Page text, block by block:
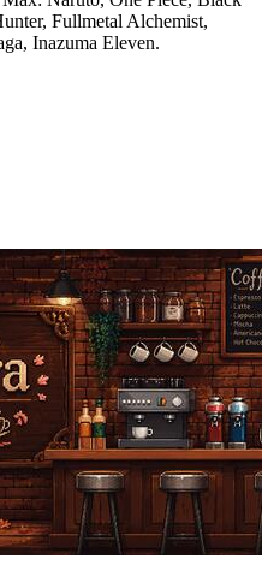
Fullmetal Alchemist,
Inazuma Eleven.